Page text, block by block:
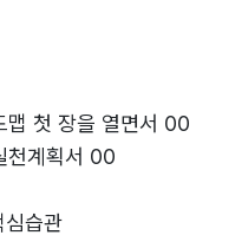
졌다. 이렇게 쓸 수 있었
전부다. 이건 나에게 축
고 신뢰하면서 실천하
을 성취하는 데 큰 힘이
맵 첫 장을 열면서 00
천계획서 00
습관